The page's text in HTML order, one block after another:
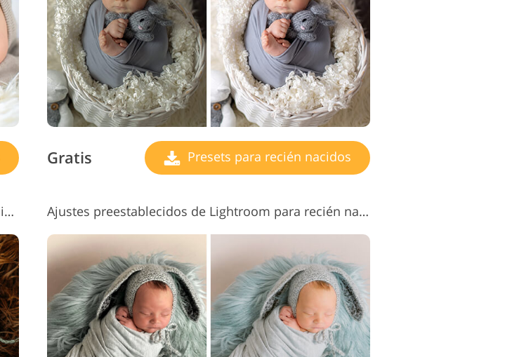
Gratis Presets para recién nacidos
Ajustes preestablecidos de Lr para fotografía de recién nacidos n.° 11 "Peach" Ajustes preestablecidos de Lightroom para recién nacidos n.° 12 "Blissful"